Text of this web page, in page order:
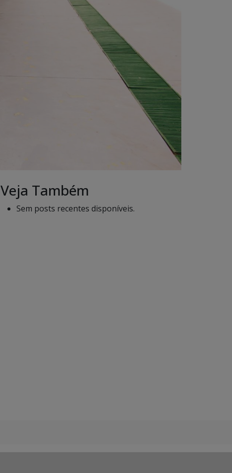
Veja Também
Sem posts recentes disponíveis.